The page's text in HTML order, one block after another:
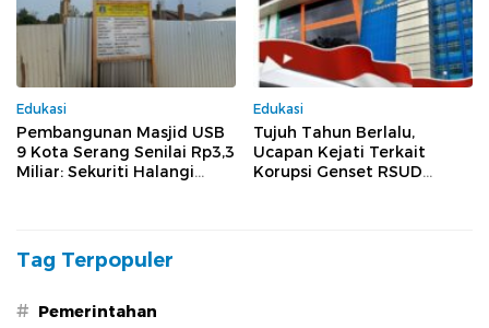
Edukasi
Pembangunan Masjid USB
9 Kota Serang Senilai Rp3,3
Miliar: Sekuriti Halangi
Edukasi
Tujuh Tahun Berlalu,
Ucapan Kejati Terkait
Korupsi Genset RSUD
Tag Terpopuler
# Pemerintahan